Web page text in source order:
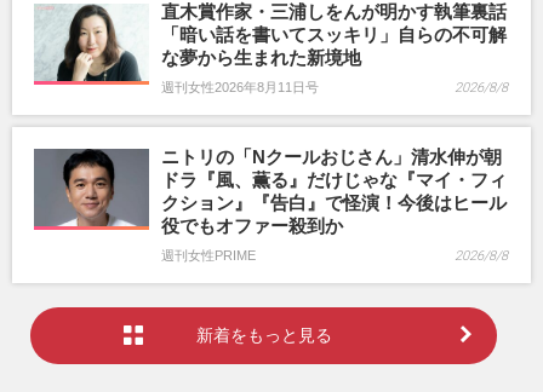
直木賞作家・三浦しをんが明かす執筆裏話
「暗い話を書いてスッキリ」自らの不可解
な夢から生まれた新境地
週刊女性2026年8月11日号 2026/8/8
ニトリの「Nクールおじさん」清水伸が朝
ドラ『風、薫る』だけじゃな『マイ・フィ
クション』『告白』で怪演！今後はヒール
役でもオファー殺到か
週刊女性PRIME 2026/8/8
新着をもっと見る